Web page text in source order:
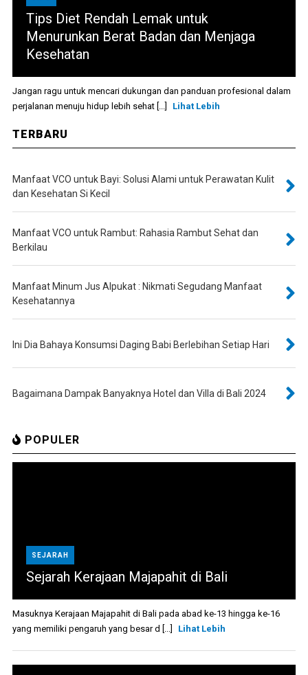
Tips Diet Rendah Lemak untuk
Menurunkan Berat Badan dan Menjaga
Kesehatan
Jangan ragu untuk mencari dukungan dan panduan profesional dalam
perjalanan menuju hidup lebih sehat [...]
Lihat Lebih
TERBARU
Manfaat VCO untuk Bayi: Solusi Alami untuk Perawatan Kulit
dan Kesehatan Si Kecil
Manfaat VCO untuk Rambut: Rahasia Rambut Sehat dan
Berkilau
Manfaat Minum Jus Alpukat : Nikmati Segudang Manfaat
Kesehatannya
Ini Dia Bahaya Konsumsi Daging Babi Berlebihan Setiap Hari
Bagaimana Dampak Banyaknya Hotel dan Villa di Bali 2024
POPULER
SEJARAH
Sejarah Kerajaan Majapahit di Bali
Masuknya Kerajaan Majapahit di Bali pada abad ke-13 hingga ke-16
yang memiliki pengaruh yang besar d [...]
Lihat Lebih